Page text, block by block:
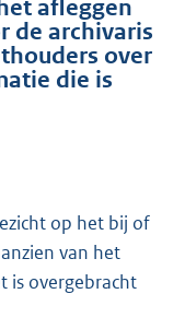
afleggen
de archivaris
over
die is
op het bij of
van het
is overgebracht